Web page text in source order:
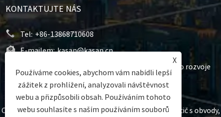
KONTAKTUJTE NÁS
Tel: +86-13868710608
E-mailem: kasan@kasan.cn
Č. 183, Jingliu Road, zóna hospodářského rozvoje
Yueqing, Yueqing, Wenzhou, Zhejiang, Čína.
Copyright © 2023 Wenzhou Kasan Electric Co.ltd. - Jistič s obvody,
X
Používáme cookies, abychom vám nabídli lepší
zážitek z prohlížení, analyzovali návštěvnost
webu a přizpůsobili obsah. Používáním tohoto
webu souhlasíte s naším používáním souborů